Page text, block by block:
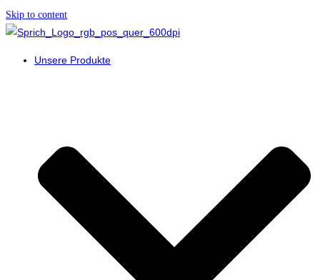
Skip to content
Unsere Produkte